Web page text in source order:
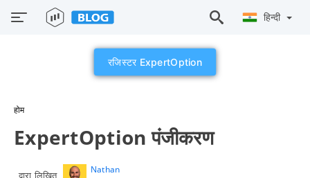
हिन्दी
रजिस्टर ExpertOption
होम
ExpertOption पंजीकरण
द्वारा लिखित
Nathan